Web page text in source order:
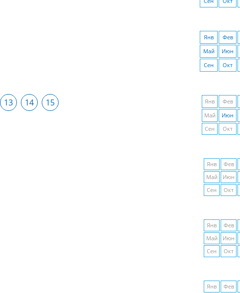
13 14 15
Янв Фев
Май
Июн
Сен
Окт
Янв Фев
Май
Июн
Сен
Окт
Янв Фев
Май
Июн
Сен
Окт
Янв Фев
Май
Июн
Сен
Окт
Янв Фев